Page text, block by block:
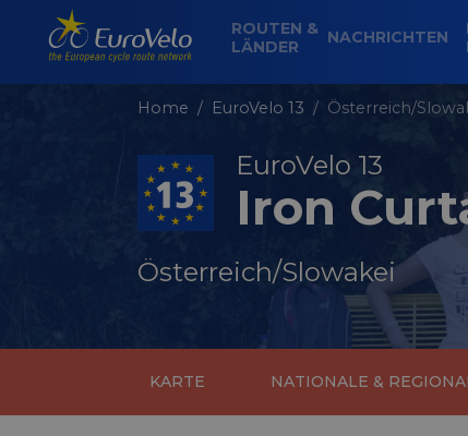
ROUTEN &
LÄNDER
NACHRICHTEN
Home EuroVelo 13 Österreich/
EuroVelo 13
Iron
Österreich/Slowakei
KARTE NATIONALE &